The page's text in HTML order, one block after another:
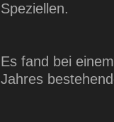
Speziellen.
Es fand bei
Jahres